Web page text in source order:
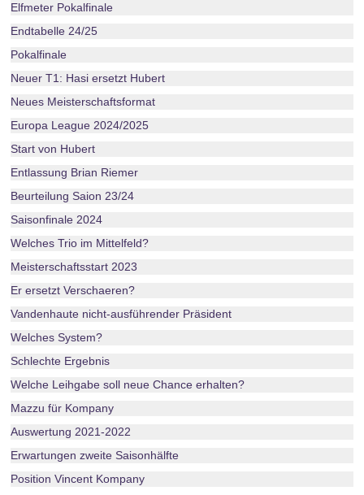
Elfmeter Pokalfinale
Endtabelle 24/25
Pokalfinale
Neuer T1: Hasi ersetzt Hubert
Neues Meisterschaftsformat
Europa League 2024/2025
Start von Hubert
Entlassung Brian Riemer
Beurteilung Saion 23/24
Saisonfinale 2024
Welches Trio im Mittelfeld?
Meisterschaftsstart 2023
Er ersetzt Verschaeren?
Vandenhaute nicht-ausführender Präsident
Welches System?
Schlechte Ergebnis
Welche Leihgabe soll neue Chance erhalten?
Mazzu für Kompany
Auswertung 2021-2022
Erwartungen zweite Saisonhälfte
Position Vincent Kompany